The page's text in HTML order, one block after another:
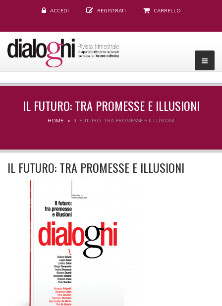
ACCEDI REGISTRATI CARRELLO
IL FUTURO: TRA PROMESSE E ILLUSIONI
HOME IL FUTURO: TRA PROMESSE E ILLUSIONI
IL FUTURO: TRA PROMESSE E ILLUSIONI